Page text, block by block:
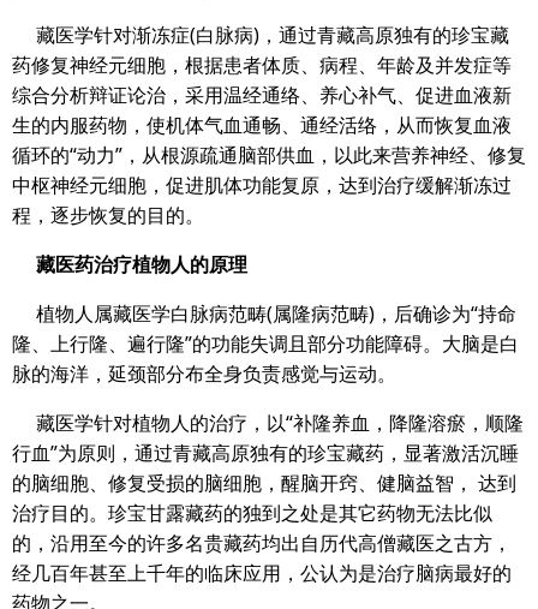
藏医学针对渐冻症(白脉病)，通过青藏高原独有的珍宝藏
药修复神经元细胞，根据患者体质、病程、年龄及并发症等
综合分析辩证论治，采用温经通络、养心补气、促进血液新
生的内服药物，使机体气血通畅、通经活络，从而恢复血液
循环的“动力”，从根源疏通脑部供血，以此来营养神经、修复
中枢神经元细胞，促进肌体功能复原，达到治疗缓解渐冻过
程，逐步恢复的目的。
藏医药治疗植物人的原理
植物人属藏医学白脉病范畴(属隆病范畴)，后确诊为“持命
隆、上行隆、遍行隆”的功能失调且部分功能障碍。大脑是白
脉的海洋，延颈部分布全身负责感觉与运动。
藏医学针对植物人的治疗，以“补隆养血，降隆溶瘀，顺隆
行血”为原则，通过青藏高原独有的珍宝藏药，显著激活沉睡
的脑细胞、修复受损的脑细胞，醒脑开窍、健脑益智， 达到
治疗目的。珍宝甘露藏药的独到之处是其它药物无法比似
的，沿用至今的许多名贵藏药均出自历代高僧藏医之古方，
经几百年甚至上千年的临床应用，公认为是治疗脑病最好的
药物之一。